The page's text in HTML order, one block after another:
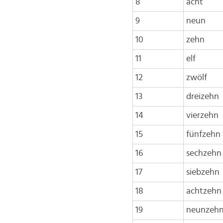
8 acht
9 neun
10 zehn
11 elf
12 zwölf
13 dreizehn
14 vierzehn
15 fünfzehn
16 sechzehn
17 siebzehn
18 achtzehn
19